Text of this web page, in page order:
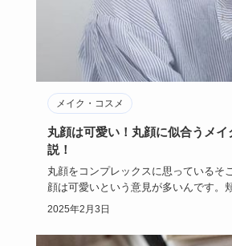
メイク・コスメ
丸顔は可愛い！丸顔に似合うメ
説！
丸顔をコンプレックスに思っているそ
顔は可愛いという意見が多いんです。
て愛嬌があって…
2025年2月3日